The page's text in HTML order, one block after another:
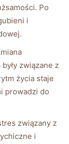
Po
i
związane z
życia ‍staje
prowadzi do
związany z
i